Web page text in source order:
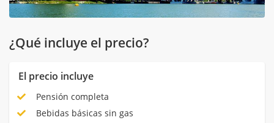
¿Qué incluye el precio?
El precio incluye
Pensión completa
Bebidas básicas sin gas